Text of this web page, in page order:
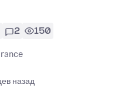
2 150
назад